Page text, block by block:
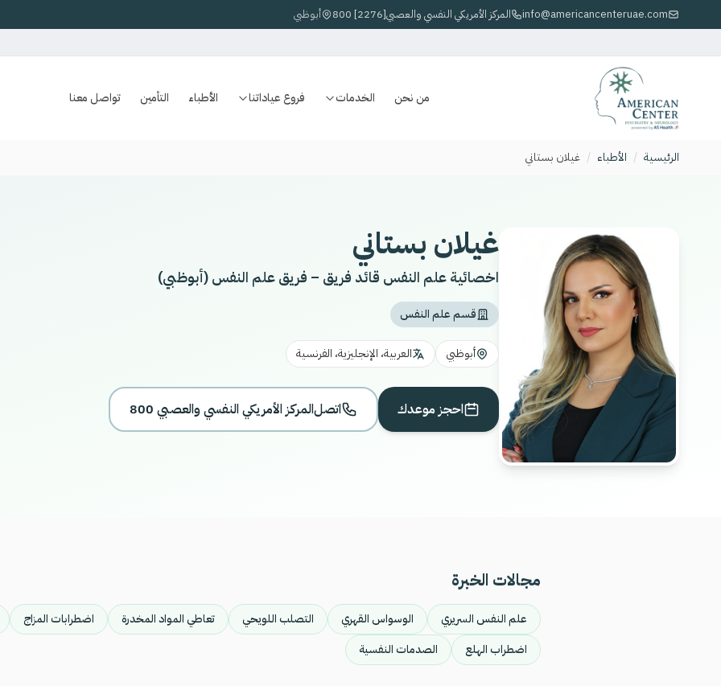
info@americancenteruae.com 800 المركز الأمريكي النفسي والعصبي[2276] أبوظبي
من نحن الخدمات فروع عياداتنا الأطباء التأمين تواصل معنا
الرئيسية / الأطباء / غيلان بستاني
غيلان بستاني
اخصائية علم النفس قائد فريق – فريق علم النفس (أبوظبي)
قسم علم النفس
أبوظبي العربية، الإنجليزية، الفرنسية
احجز موعدك اتصل800 المركز الأمريكي النفسي والعصبي
مجالات الخبرة
علم النفس السريري الوسواس القهري التصلب اللويحي تعاطي المواد المخدرة
اضطرابات المزاج
اضطراب الهلع
الصدمات النفسية